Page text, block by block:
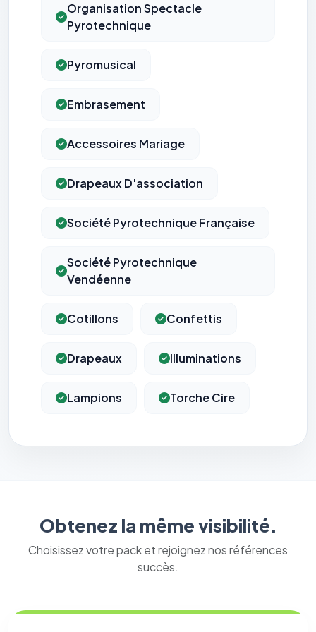
Organisation Spectacle
Pyrotechnique
Pyromusical
Embrasement
Accessoires Mariage
Drapeaux D'association
Société Pyrotechnique Française
Société Pyrotechnique
Vendéenne
Cotillons Confettis
Drapeaux Illuminations
Lampions Torche Cire
Obtenez la même visibilité.
Choisissez votre pack et rejoignez nos références
succès.